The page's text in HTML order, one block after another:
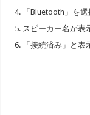
「Bluetooth」を選
スピーカー名が表
「接続済み」と表